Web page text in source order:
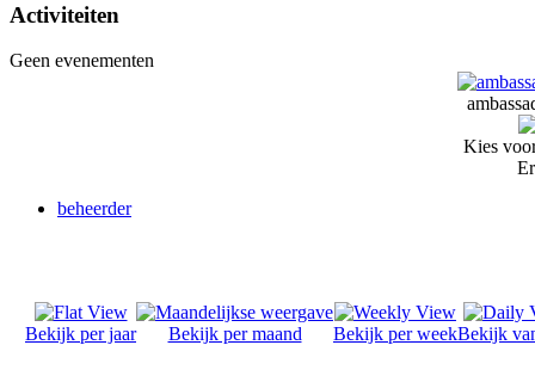
Activiteiten
Geen evenementen
Kies
beheerder
Bekijk per jaar Bekijk per maand Bekijk per weekBekijk